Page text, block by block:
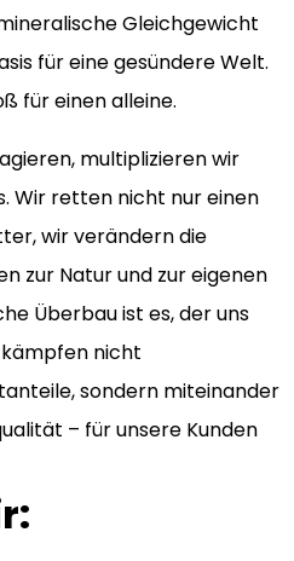
Gleichgewicht
für eine gesündere Welt.
für einen alleine.
multiplizieren wir
Wir retten nicht nur einen
wir verändern die
zur Natur und zur eigenen
Überbau ist es, der uns
nicht
sondern miteinander
– für unsere Kunden